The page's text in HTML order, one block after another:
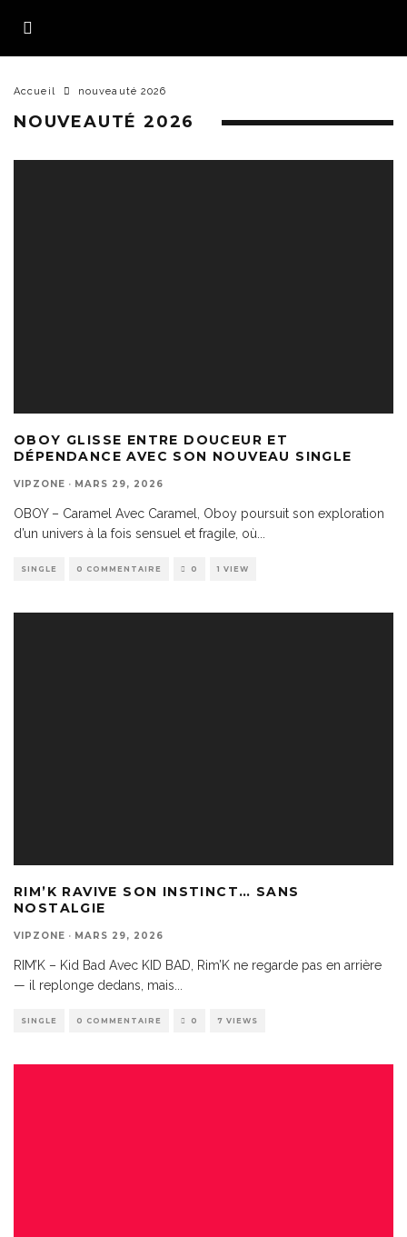
Accueil nouveauté 2026
NOUVEAUTÉ 2026
OBOY GLISSE ENTRE DOUCEUR ET
DÉPENDANCE AVEC SON NOUVEAU SINGLE
VIPZONE · MARS 29, 2026
OBOY – Caramel Avec Caramel, Oboy poursuit son exploration
d’un univers à la fois sensuel et fragile, où
SINGLE 0 COMMENTAIRE 0 1 VIEW
RIM’K RAVIVE SON INSTINCT… SANS
NOSTALGIE
VIPZONE · MARS 29, 2026
RIM’K – Kid Bad Avec KID BAD, Rim’K ne regarde pas en arrière
— il replonge dedans, mais...
SINGLE 0 COMMENTAIRE 0 7 VIEWS